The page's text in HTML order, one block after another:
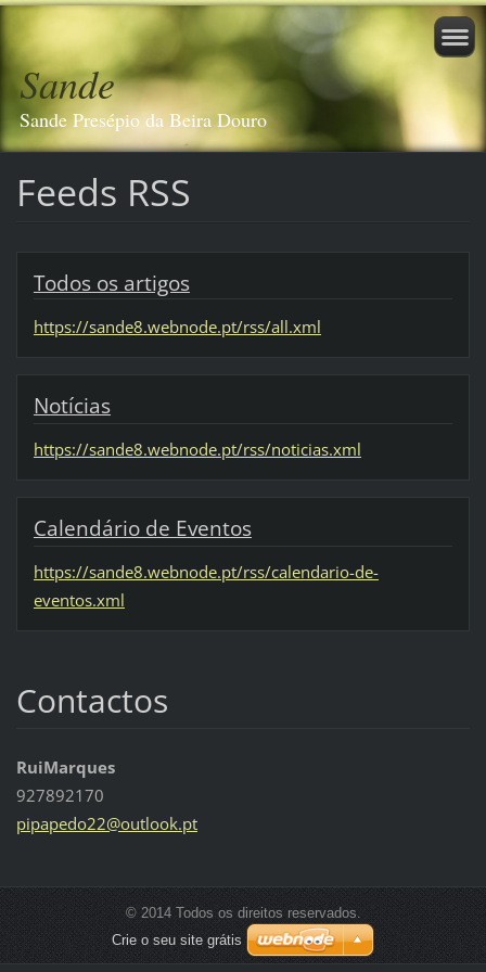
Sande
Sande Presépio da Beira Douro
Feeds RSS
Todos os artigos
https://sande8.webnode.pt/rss/all.xml
Notícias
https://sande8.webnode.pt/rss/noticias.xml
Calendário de Eventos
https://sande8.webnode.pt/rss/calendario-de-
eventos.xml
Contactos
RuiMarques
927892170
pipapedo22@outlook.pt
© 2014 Todos os direitos reservados.
Crie o seu site grátis